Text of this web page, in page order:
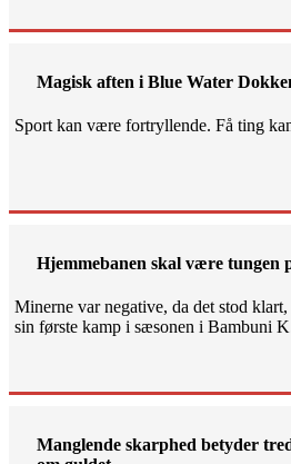
Magisk aften i Blue Water
Sport kan være fortryllende. Få ting
Hjemmebanen skal være tungen
Minerne var negative, da det stod
sin første kamp i sæsonen i Bambuni
Manglende skarphed betyder